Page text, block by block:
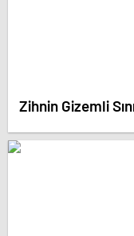
Zihnin Gizemli